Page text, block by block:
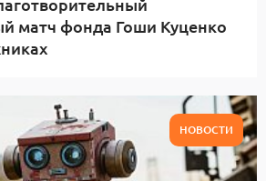
матч фонда Гоши Куценко
НОВОСТИ